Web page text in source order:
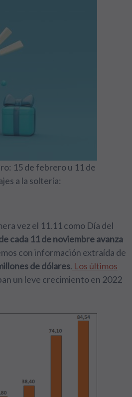
15 de febrero u 11 de
a la soltería:
vez el 11.11 como Día del
cada 11 de noviembre avanza
con información extraída de
de dólares. Los últimos
un leve crecimiento en 2022